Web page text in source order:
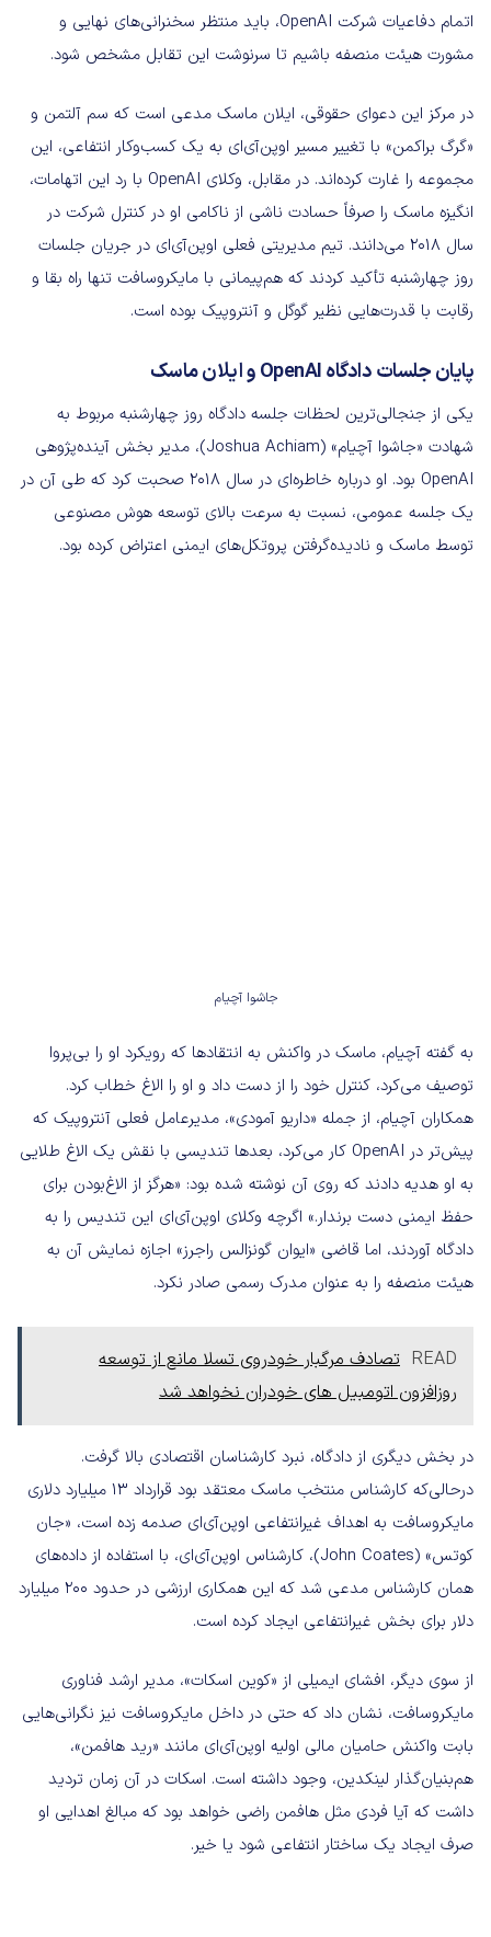
اتمام دفاعیات شرکت OpenAI، باید منتظر سخنرانی‌های نهایی و
مشورت هیئت منصفه باشیم تا سرنوشت این تقابل مشخص شود.
در مرکز این دعوای حقوقی، ایلان ماسک مدعی است که سم آلتمن و
«گرگ براکمن» با تغییر مسیر اوپن‌آی‌ای به یک کسب‌وکار انتفاعی، این
مجموعه را غارت کرده‌اند. در مقابل، وکلای OpenAI با رد این اتهامات،
انگیزه ماسک را صرفاً حسادت ناشی از ناکامی او در کنترل شرکت در
سال ۲۰۱۸ می‌دانند. تیم مدیریتی فعلی اوپن‌آی‌ای در جریان جلسات
روز چهارشنبه تأکید کردند که هم‌پیمانی با مایکروسافت تنها راه بقا و
رقابت با قدرت‌هایی نظیر گوگل و آنتروپیک بوده است.
پایان جلسات دادگاه OpenAI و ایلان ماسک
یکی از جنجالی‌ترین لحظات جلسه دادگاه روز چهارشنبه مربوط به
شهادت «جاشوا آچیام» (Joshua Achiam)، مدیر بخش آینده‌پژوهی
OpenAI بود. او درباره خاطره‌ای در سال ۲۰۱۸ صحبت کرد که طی آن در
یک جلسه عمومی، نسبت به سرعت بالای توسعه هوش مصنوعی
توسط ماسک و نادیده‌گرفتن پروتکل‌های ایمنی اعتراض کرده بود.
جاشوا آچیام
به گفته آچیام، ماسک در واکنش به انتقادها که رویکرد او را بی‌پروا
توصیف می‌کرد، کنترل خود را از دست داد و او را الاغ خطاب کرد.
همکاران آچیام، از جمله «داریو آمودی»، مدیرعامل فعلی آنتروپیک که
پیش‌تر در OpenAI کار می‌کرد، بعدها تندیسی با نقش یک الاغ طلایی
به او هدیه دادند که روی آن نوشته شده بود: «هرگز از الاغ‌‌بودن برای
حفظ ایمنی دست برندار.» اگرچه وکلای اوپن‌آی‌ای این تندیس را به
دادگاه آوردند، اما قاضی «ایوان گونزالس راجرز» اجازه نمایش آن به
هیئت منصفه را به عنوان مدرک رسمی صادر نکرد.
READ تصادف مرگبار خودروی تسلا مانع از توسعه
روزافزون اتومبیل های خودران نخواهد شد
در بخش دیگری از دادگاه، نبرد کارشناسان اقتصادی بالا گرفت.
درحالی‌که کارشناس منتخب ماسک معتقد بود قرارداد ۱۳ میلیارد دلاری
مایکروسافت به اهداف غیرانتفاعی اوپن‌آی‌ای صدمه زده است، «جان
کوتس» (John Coates)، کارشناس اوپن‌آی‌ای، با استفاده از داده‌های
همان کارشناس مدعی شد که این همکاری ارزشی در حدود ۲۰۰ میلیارد
دلار برای بخش غیرانتفاعی ایجاد کرده است.
از سوی دیگر، افشای ایمیلی از «کوین اسکات»، مدیر ارشد فناوری
مایکروسافت، نشان داد که حتی در داخل مایکروسافت نیز نگرانی‌هایی
بابت واکنش حامیان مالی اولیه اوپن‌آی‌ای مانند «رید هافمن»،
هم‌بنیان‌گذار لینکدین، وجود داشته است. اسکات در آن زمان تردید
داشت که آیا فردی مثل هافمن راضی خواهد بود که مبالغ اهدایی او
صرف ایجاد یک ساختار انتفاعی شود یا خیر.